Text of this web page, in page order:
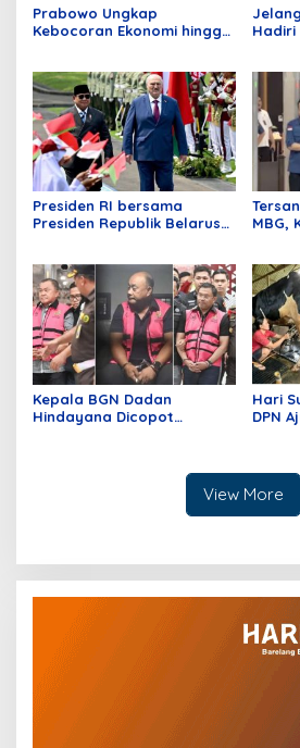
Prabowo Ungkap
Kebocoran Ekonomi hingga
Nasib Bangsa Kita!
Hadiri
Presiden RI bersama
Presiden Republik Belarus
MBG,
Kepala BGN Dadan
Hindayana Dicopot
Hari
DPN
View More